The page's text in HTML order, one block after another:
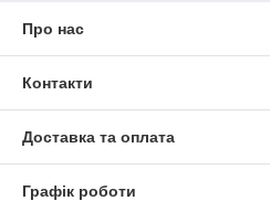
Про нас
Контакти
Доставка та оплата
Графік роботи